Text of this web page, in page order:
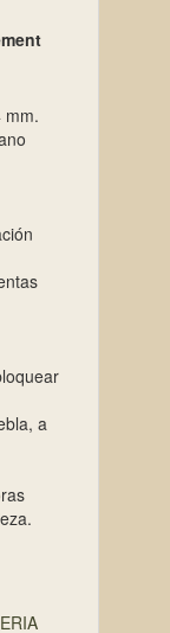
mm.
a